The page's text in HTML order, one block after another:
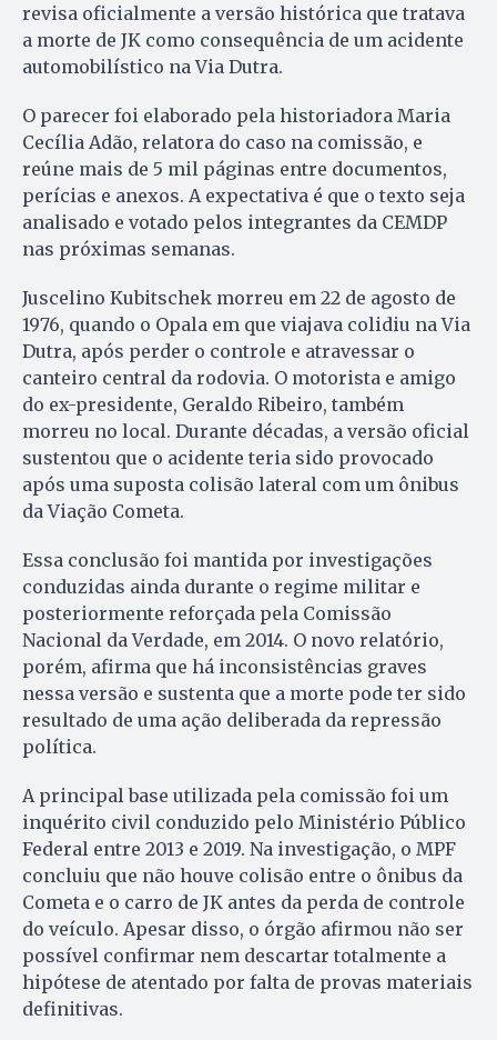
revisa oficialmente a versão histórica que tratava
a morte de JK como consequência de um acidente
automobilístico na Via Dutra.
O parecer foi elaborado pela historiadora Maria
Cecília Adão, relatora do caso na comissão, e
reúne mais de 5 mil páginas entre documentos,
perícias e anexos. A expectativa é que o texto seja
analisado e votado pelos integrantes da CEMDP
nas próximas semanas.
Juscelino Kubitschek morreu em 22 de agosto de
1976, quando o Opala em que viajava colidiu na Via
Dutra, após perder o controle e atravessar o
canteiro central da rodovia. O motorista e amigo
do ex-presidente, Geraldo Ribeiro, também
morreu no local. Durante décadas, a versão oficial
sustentou que o acidente teria sido provocado
após uma suposta colisão lateral com um ônibus
da Viação Cometa.
Essa conclusão foi mantida por investigações
conduzidas ainda durante o regime militar e
posteriormente reforçada pela Comissão
Nacional da Verdade, em 2014. O novo relatório,
porém, afirma que há inconsistências graves
nessa versão e sustenta que a morte pode ter sido
resultado de uma ação deliberada da repressão
política.
A principal base utilizada pela comissão foi um
inquérito civil conduzido pelo Ministério Público
Federal entre 2013 e 2019. Na investigação, o MPF
concluiu que não houve colisão entre o ônibus da
Cometa e o carro de JK antes da perda de controle
do veículo. Apesar disso, o órgão afirmou não ser
possível confirmar nem descartar totalmente a
hipótese de atentado por falta de provas materiais
definitivas.